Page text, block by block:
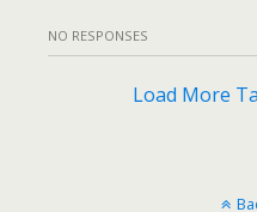
NO RESPONSES
Load More